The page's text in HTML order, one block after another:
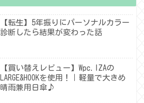
【転生】5年振りにパーソナルカラー
診断したら結果が変わった話
【買い替えレビュー】Wpc.IZAの
LARGE&HOOKを使用！｜軽量で大きめ
晴雨兼用日傘♪